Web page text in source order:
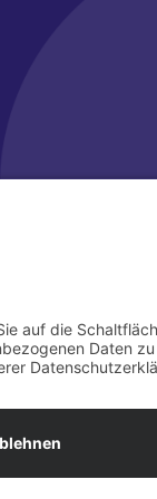
& Umsetzung: